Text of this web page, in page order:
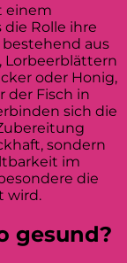
einem
die Rolle ihre
aus
Lorbeerblättern
oder Honig,
der Fisch in
sich die
sondern
im
die
wird.
gesund?